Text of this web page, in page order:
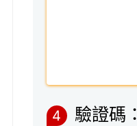
4 驗證碼：